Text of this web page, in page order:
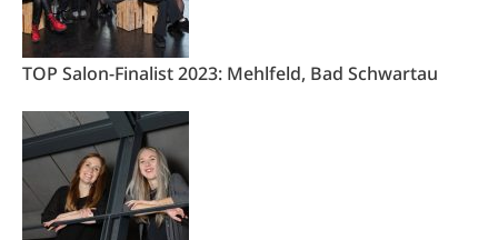
TOP Salon-Finalist 2023: Mehlfeld, Bad Schwartau